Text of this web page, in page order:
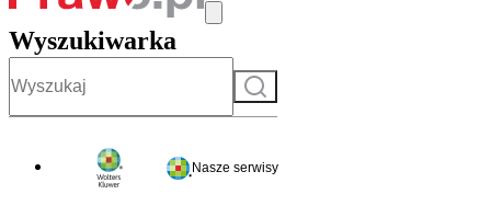
Wyszukiwarka
Szukaj
Nasze serwisy